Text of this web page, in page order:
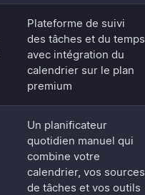
Plateforme de suivi
des tâches et du temps
avec intégration du
calendrier sur le plan
premium
Un planificateur
quotidien manuel qui
combine votre
calendrier, vos sources
de tâches et vos outils